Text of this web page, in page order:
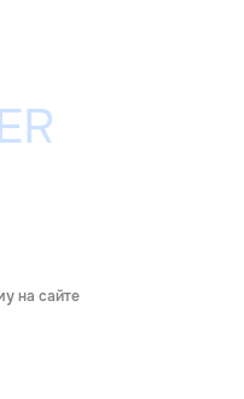
на сайте